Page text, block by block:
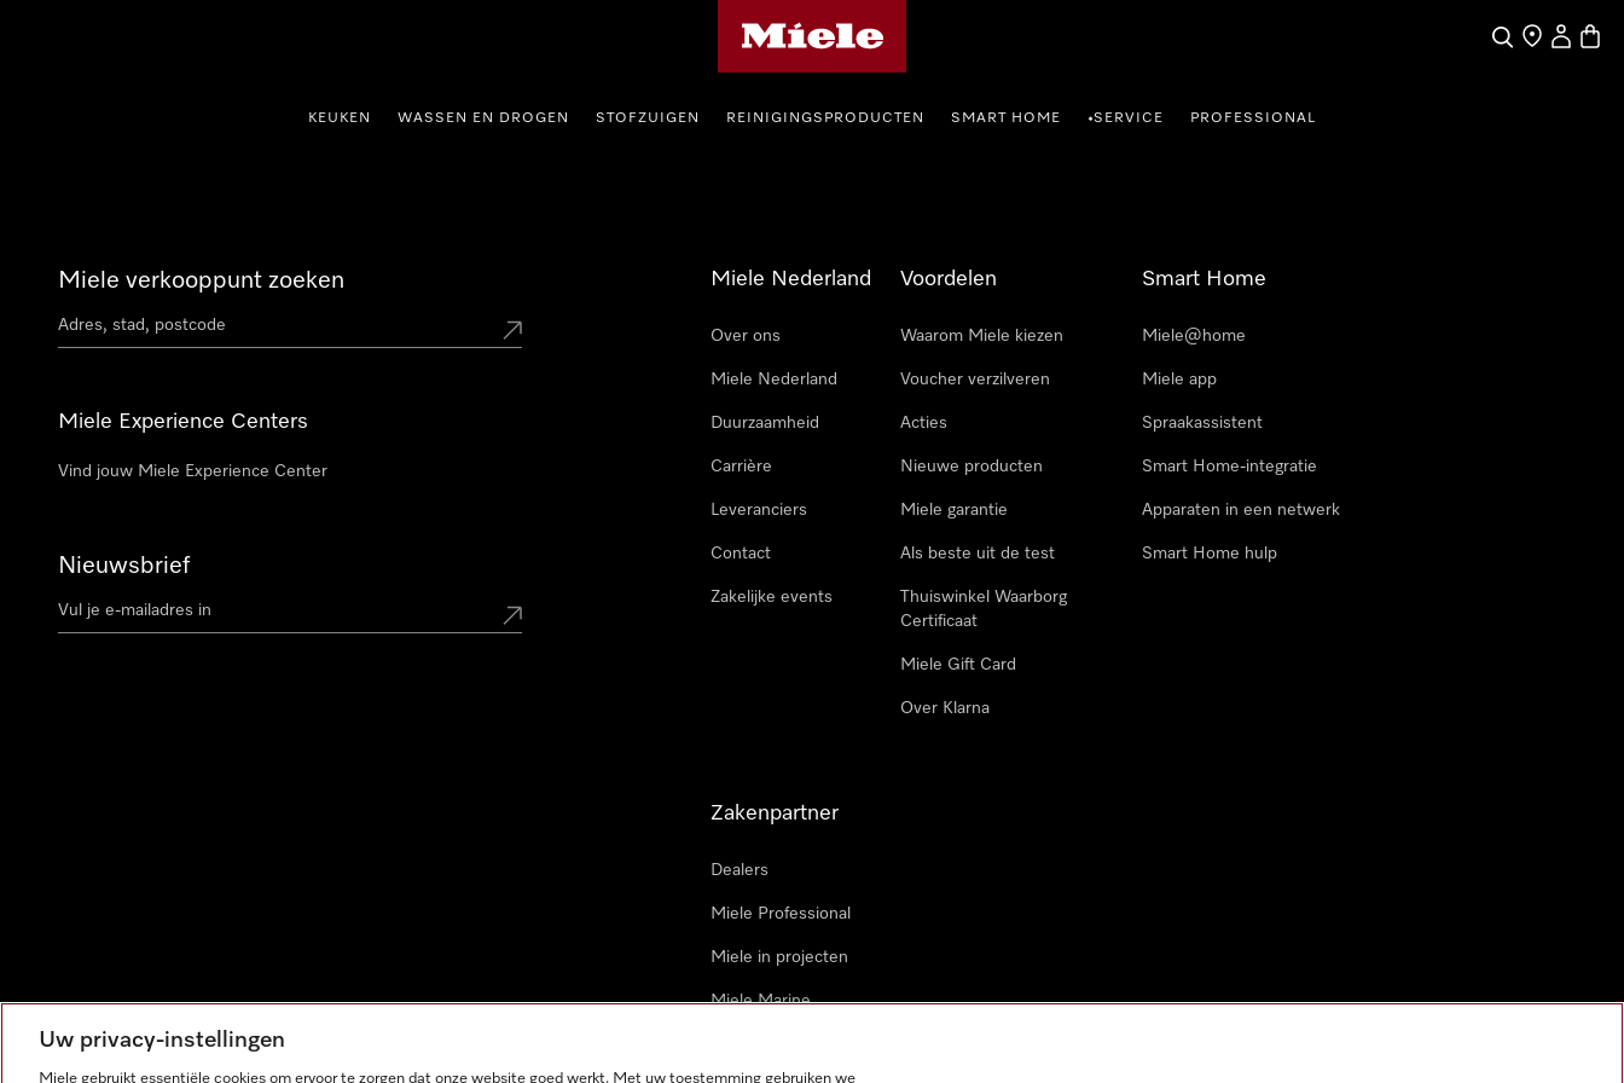
Wat zoek je?
Dealer zoeken
Mijn
KEUKEN WASSEN EN DROGEN STOFZUIGEN REINIGINGSPRODUCTEN SMART HOME •SERVICE PROFESSIONAL
Miele verkooppunt zoeken
Miele Experience Centers
Vind jouw Miele Experience Center
Nieuwsbrief
Miele Nederland
Over ons
Miele Nederland
Duurzaamheid
Carrière
Leveranciers
Contact
Zakelijke events
Voordelen
Waarom Miele kiezen
Voucher verzilveren
Acties
Nieuwe producten
Miele garantie
Als beste uit de test
Thuiswinkel Waarborg
Certificaat
Miele Gift Card
Over Klarna
Smart Home
Miele@home
Miele app
Spraakassistent
Smart Home-integratie
Apparaten in een netwerk
Smart Home hulp
Zakenpartner
Dealers
Miele Professional
Miele in projecten
Miele Marine
Uw privacy-instellingen
Miele gebruikt essentiële cookies om ervoor te zorgen dat onze website goed werkt. Met uw toestemming gebruiken we